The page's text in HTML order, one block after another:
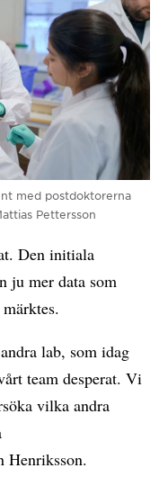
med postdoktorerna
Pettersson
Den initiala
ju mer data som
lab, som idag
team desperat. Vi
vilka andra
Henriksson.